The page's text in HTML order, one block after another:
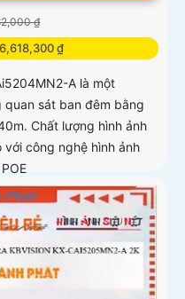
₫
₫
A là một
quan sát ban đêm bằng
Chất lượng hình ảnh
công nghệ hình ảnh